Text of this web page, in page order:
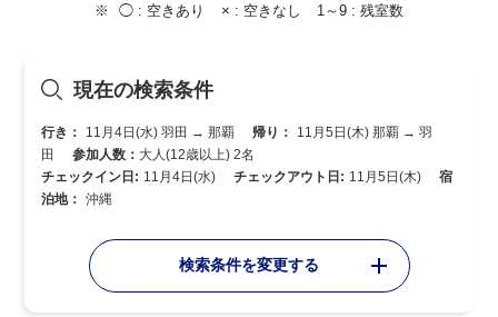
◯ : 空きあり × : 空きなし 1～9 : 残室数
現在の検索条件
行き： 11月4日(水) 羽田 → 那覇 帰り：
11月5日(木) 那覇 → 羽
田
参加人数： 大人(12歳以上) 2名
チェックイン日: 11月4日(水) チェックアウト日: 11月5日(木)
宿
泊地： 沖縄
検索条件を変更する